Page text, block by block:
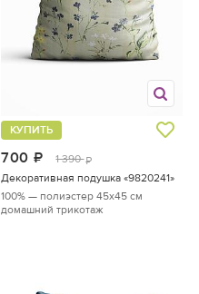
700 руб.
1 390 руб.
КУПИТЬ
Декоративная подушка «9820241»
100% — полиэстер45x45 см
домашний трикотаж